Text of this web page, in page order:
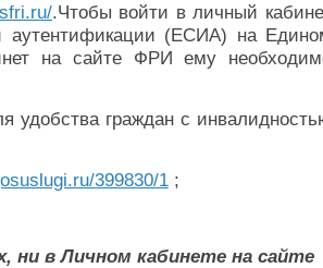
.Чтобы войти в личный
аутентификации (ЕСИА) на
на сайте ФРИ ему
удобства граждан с
399830/1;
ни в Личном кабинете на сайте